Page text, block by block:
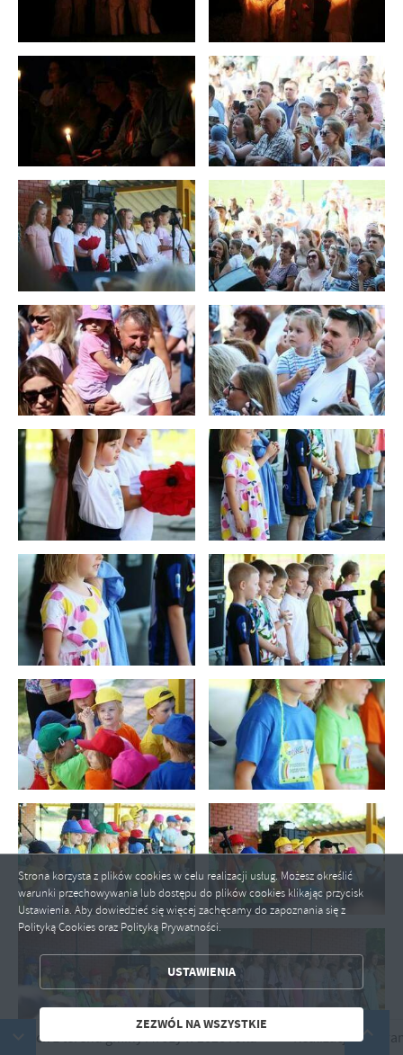
Mrozy w 2026 roku Realizacja programu "Czyste
Strona korzysta z plików cookies w celu realizacji usług. Możesz określić
warunki przechowywania lub dostępu do plików cookies klikając przycisk
Ustawienia. Aby dowiedzieć się więcej zachęcamy do zapoznania się z
Polityką Cookies oraz Polityką Prywatności.
USTAWIENIA
ZEZWÓL NA WSZYSTKIE
ZAPISZ WYBRANE
ZEZWÓL NA WSZYSTKIE